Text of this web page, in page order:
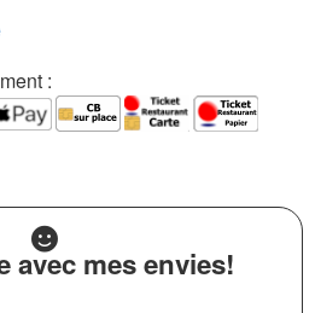
:
avec mes envies!